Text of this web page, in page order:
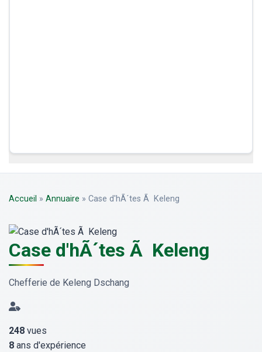
Accueil » Annuaire » Case d'hÃ´tes Ã Keleng
Case d'hÃ´tes Ã Keleng
Chefferie de Keleng Dschang
248 vues
8 ans d'expérience